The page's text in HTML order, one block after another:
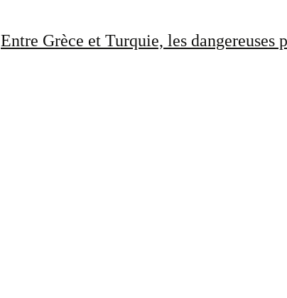
Entre Grèce et Turquie, les dangereuses